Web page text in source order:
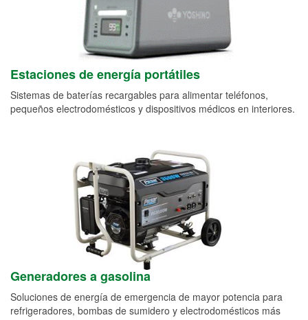
Estaciones de energía portátiles
Sistemas de baterías recargables para alimentar teléfonos,
pequeños electrodomésticos y dispositivos médicos en interiores.
Generadores a gasolina
Soluciones de energía de emergencia de mayor potencia para
refrigeradores, bombas de sumidero y electrodomésticos más